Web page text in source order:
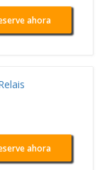
ahora
ahora